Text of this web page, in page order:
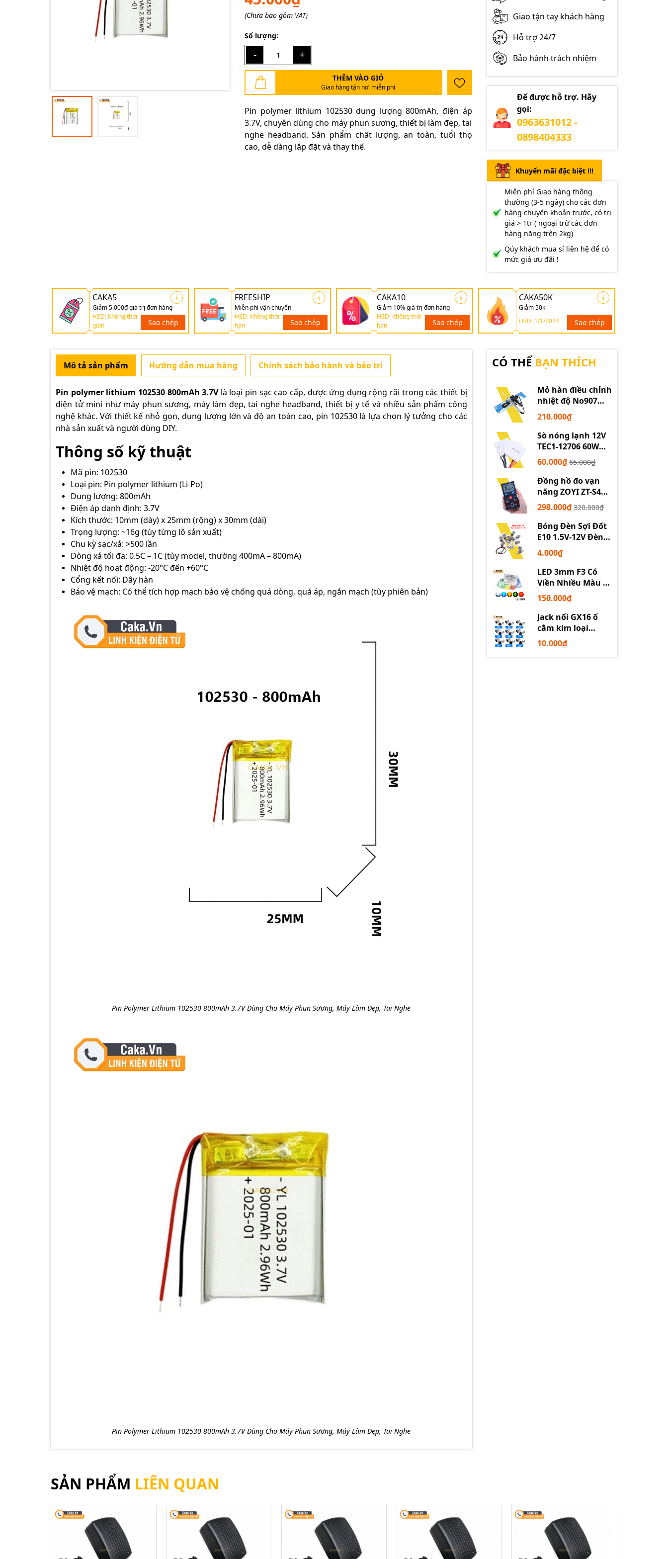
(Chưa bao gồm VAT)
Số lượng:
- +
THÊM VÀO GIỎ
Giao hàng tận nơi miễn phí
Pin polymer lithium 102530 dung lượng 800mAh, điện áp
3.7V, chuyên dùng cho máy phun sương, thiết bị làm đẹp, tai
nghe headband. Sản phẩm chất lượng, an toàn, tuổi thọ
cao, dễ dàng lắp đặt và thay thế.
Giao tận tay khách hàng
Hỗ trợ 24/7
Bảo hành trách nhiệm
Để được hỗ trợ. Hãy
gọi:
0963631012 -
0898404333
Khuyến mãi đặc biệt !!!
Miễn phí Giao hàng thông
thường (3-5 ngày) cho các đơn
hàng chuyển khoản trước, có trị
giá > 1tr ( ngoại trừ các đơn
hàng nặng trên 2kg)
Qúy khách mua sỉ liên hệ để có
mức giá ưu đãi !
CAKA5
Giảm 5.000đ giá trị đơn hàng
HSD: Không thời
gian
Sao chép
FREESHIP
Miễn phí vận chuyển
HSD: Không thời
hạn
Sao chép
CAKA10
Giảm 10% giá trị đơn hàng
HSD: Không thời
hạn
Sao chép
CAKA50K
Giảm 50k
HSD: 1/1/2024
Sao chép
Mã giảm giá:
Ngày hết hạn:
Điều kiện:
Mô tả sản phẩm Hướng dẫn mua hàng Chính sách bảo hành và bảo trì
Pin polymer lithium 102530 800mAh 3.7Vlà loại pin sạc cao cấp, được ứng dụng rộng rãi trong các thiết bị
điện tử mini như máy phun sương, máy làm đẹp, tai nghe headband, thiết bị y tế và nhiều sản phẩm công
nghệ khác. Với thiết kế nhỏ gọn, dung lượng lớn và độ an toàn cao, pin 102530 là lựa chọn lý tưởng cho các
nhà sản xuất và người dùng DIY.
Thông số kỹ thuật
Mã pin: 102530
Loại pin: Pin polymer lithium (Li-Po)
Dung lượng: 800mAh
Điện áp danh định: 3.7V
Kích thước: 10mm (dày) x 25mm (rộng) x 30mm (dài)
Trọng lượng: ~16g (tùy từng lô sản xuất)
Chu kỳ sạc/xả: >500 lần
Dòng xả tối đa: 0.5C – 1C (tùy model, thường 400mA – 800mA)
Nhiệt độ hoạt động: -20°C đến +60°C
Cổng kết nối: Dây hàn
Bảo vệ mạch: Có thể tích hợp mạch bảo vệ chống quá dòng, quá áp, ngắn mạch (tùy phiên bản)
Pin Polymer Lithium 102530 800mAh 3.7V Dùng Cho Máy Phun Sương, Máy Làm Đẹp, Tai Nghe
Pin Polymer Lithium 102530 800mAh 3.7V Dùng Cho Máy Phun Sương, Máy Làm Đẹp, Tai Nghe
CÓ THỂ BẠN THÍCH
Mỏ hàn điều chỉnh
nhiệt độ No907
60W 220V loại tốt
210.000₫
Sò nóng lạnh 12V
TEC1-12706 60W
12710 100W 12715
150W
60.000₫ 65.000₫
Đồng hồ đo vạn
năng ZOYI ZT-S4
tự động
298.000₫ 320.000₫
Bóng Đèn Sợi Đốt
E10 1.5V-12V Đèn
Thí Nghiệm STEM
4.000₫
LED 3mm F3 Có
Viền Nhiều Màu –
Trắng Đỏ Xanh
Dương Lục Vàng
150.000₫
Jack nối GX16 ổ
cắm kim loại
2/3/4/5/6P chuyên
dụng
10.000₫
SẢN PHẨM LIÊN QUAN